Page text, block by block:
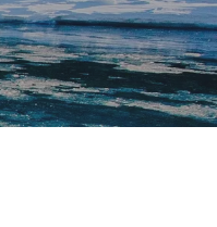
отели